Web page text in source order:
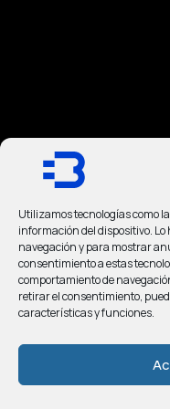
Utilizamos tecnologías como
información del dispositivo.
navegación y para mostrar
consentimiento a estas
comportamiento de
retirar el consentimiento,
características y funciones.